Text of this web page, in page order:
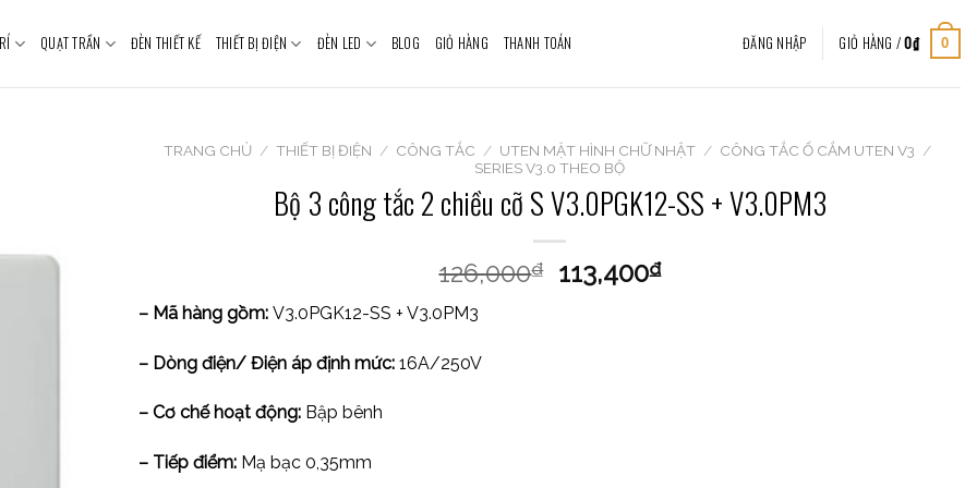
QUẠT TRẦN ĐÈN THIẾT KẾ THIẾT BỊ ĐIỆN ĐÈN LED BLOG GIỎ HÀNG THANH TOÁN ĐĂNG NHẬP GIỎ HÀNG /0₫ 0
TRANG CHỦ / THIẾT BỊ ĐIỆN / CÔNG TẮC / UTEN MẶT HÌNH CHỮ NHẬT / CÔNG TẮC Ổ CẮM UTEN V3 /
SERIES V3.0 THEO BỘ
Bộ 3 công tắc 2 chiều cỡ S V3.0PGK12-SS + V3.0PM3
126,000₫ 113,400₫
– Mã hàng gồm: V3.0PGK12-SS + V3.0PM3
– Dòng điện/ Điện áp định mức: 16A/250V
– Cơ chế hoạt động: Bập bênh
– Tiếp điểm: Mạ bạc 0,35mm